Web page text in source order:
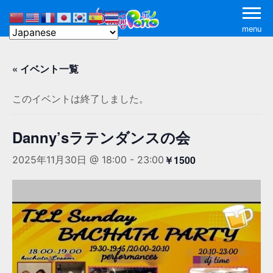
menu
« イベント一覧
このイベントは終了しました。
Danny’sラテンダンスの会
2025年11月30日 @ 18:00 - 23:00 ￥1500